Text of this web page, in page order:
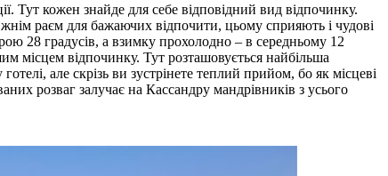
Тут кожен знайде для себе відповідний вид відпочинку.
раєм для бажаючих відпочити, цьому сприяють і чудові
28 градусів, а взимку прохолодно – в середньому 12
місцем відпочинку. Тут розташовується найбільша
але скрізь ви зустрінете теплий прийом, бо як місцеві
розваг залучає на Кассандру мандрівників з усього